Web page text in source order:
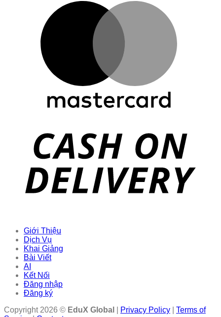
Giới Thiệu
Dịch Vụ
Khai Giảng
Bài Viết
AI
Kết Nối
Đăng nhập
Đăng ký
Copyright 2026 © EduX Global Privacy Policy
Terms of